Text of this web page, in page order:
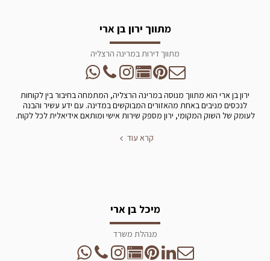
מתווך ירון בן ארי
מתווך דירות במרינה הרצליה
ירון בן ארי הוא מתווך מנוסה במרינה הרצליה, המתמחה בחיבור בין לקוחות
לנכסים מניבים באחת מהאזורים המבוקשים במדינה. עם ידע עשיר והבנה
לעומק של השוק המקומי, ירון מספק שירות אישי ומותאם אידיאלית לכל לקוח.
קרא עוד
מיכל בן ארי
מנהלת משרד